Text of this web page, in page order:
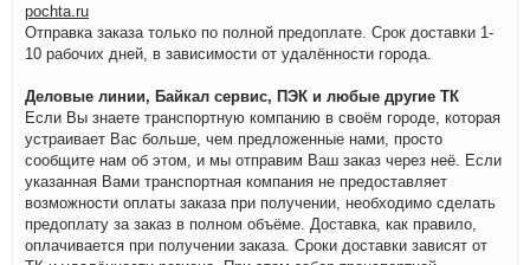
pochta.ru
Отправка заказа только по полной предоплате. Срок доставки 1-
10 рабочих дней, в зависимости от удалённости города.
Деловые линии, Байкал сервис, ПЭК и любые другие ТК
Если Вы знаете транспортную компанию в своём городе, которая
устраивает Вас больше, чем предложенные нами, просто
сообщите нам об этом, и мы отправим Ваш заказ через неё. Если
указанная Вами транспортная компания не предоставляет
возможности оплаты заказа при получении, необходимо сделать
предоплату за заказ в полном объёме. Доставка, как правило,
оплачивается при получении заказа. Сроки доставки зависят от